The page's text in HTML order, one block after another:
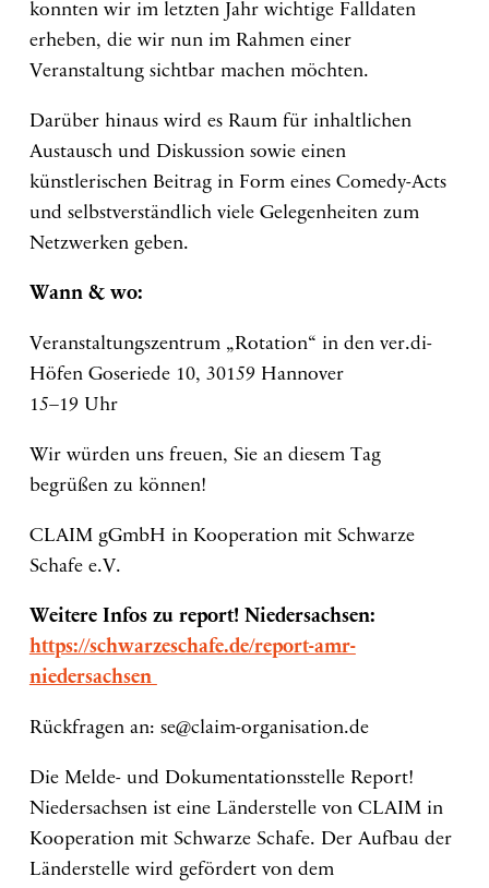
konnten wir im letzten Jahr wichtige Falldaten
erheben, die wir nun im Rahmen einer
Veranstaltung sichtbar machen möchten.
Darüber hinaus wird es Raum für inhaltlichen
Austausch und Diskussion sowie einen
künstlerischen Beitrag in Form eines Comedy-Acts
und selbstverständlich viele Gelegenheiten zum
Netzwerken geben.
Wann & wo:
Veranstaltungszentrum „Rotation“ in den ver.di-
Höfen Goseriede 10, 30159 Hannover
15–19 Uhr
Wir würden uns freuen, Sie an diesem Tag
begrüßen zu können!
CLAIM gGmbH in Kooperation mit Schwarze
Schafe e.V.
Weitere Infos zu report! Niedersachsen:
https://schwarzeschafe.de/report-amr-
niedersachsen
Rückfragen an: se@claim-organisation.de
Die Melde- und Dokumentationsstelle Report!
Niedersachsen ist eine Länderstelle von CLAIM in
Kooperation mit Schwarze Schafe. Der Aufbau der
Länderstelle wird gefördert von dem